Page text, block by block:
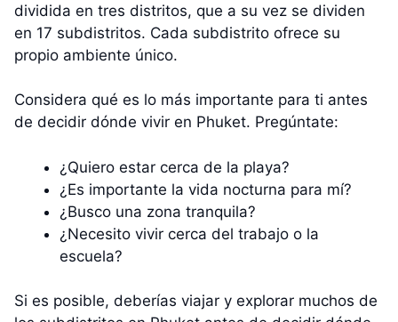
dividida en tres distritos, que a su vez se dividen
en 17 subdistritos. Cada subdistrito ofrece su
propio ambiente único.
Considera qué es lo más importante para ti antes
de decidir dónde vivir en Phuket. Pregúntate:
¿Quiero estar cerca de la playa?
¿Es importante la vida nocturna para mí?
¿Busco una zona tranquila?
¿Necesito vivir cerca del trabajo o la
escuela?
Si es posible, deberías viajar y explorar muchos de